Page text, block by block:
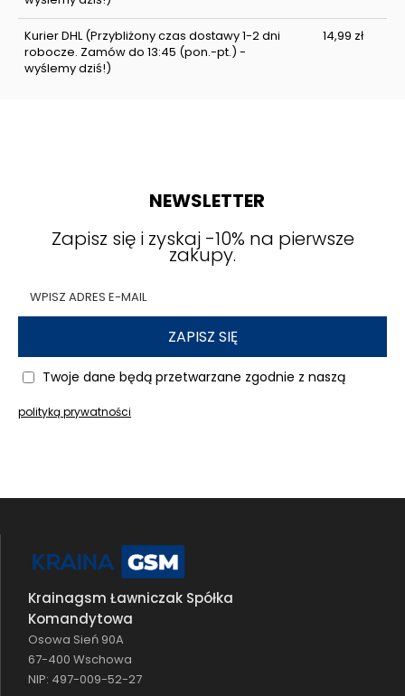
Kurier DHL(Przybliżony czas dostawy 1-2 dni
robocze. Zamów do 13:45 (pon.-pt.) -
wyślemy dziś!)
14,99 zł
NEWSLETTER
Zapisz się i zyskaj -10% na pierwsze
zakupy.
ZAPISZ SIĘ
Twoje dane będą przetwarzane zgodnie z naszą
polityką prywatności
Krainagsm Ławniczak Spółka
Komandytowa
Osowa Sień 90A
67-400 Wschowa
NIP: 497-009-52-27